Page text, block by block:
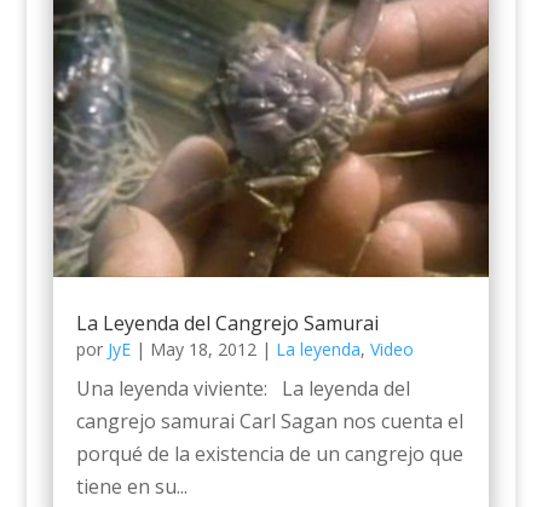
La Leyenda del Cangrejo Samurai
por JyE| May 18, 2012| La leyenda, Video
Una leyenda viviente: La leyenda del
cangrejo samurai Carl Sagan nos cuenta el
porqué de la existencia de un cangrejo que
tiene en su...